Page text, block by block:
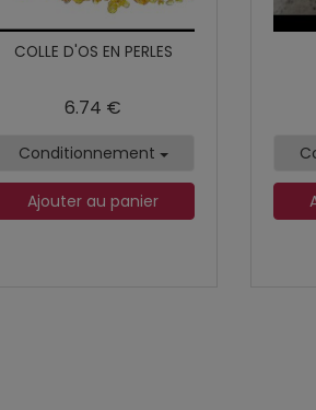
COLLE D'OS EN PERLES
6.74 €
Conditionnement
Ajouter au panier